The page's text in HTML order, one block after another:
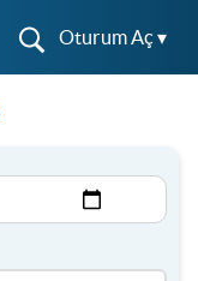
Oturum Aç ▾